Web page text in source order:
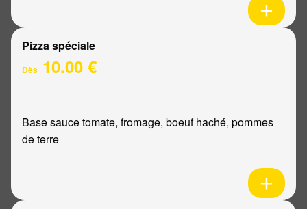
Pizza spéciale
Dès 10.00 €
Base sauce tomate, fromage, boeuf haché, pommes
de terre